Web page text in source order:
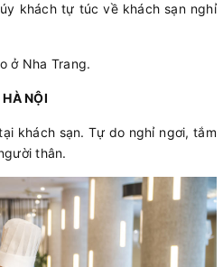
khách tự túc về khách sạn nghỉ
ở Nha Trang.
NỘI
khách sạn. Tự do nghỉ ngơi, tắm
thân.